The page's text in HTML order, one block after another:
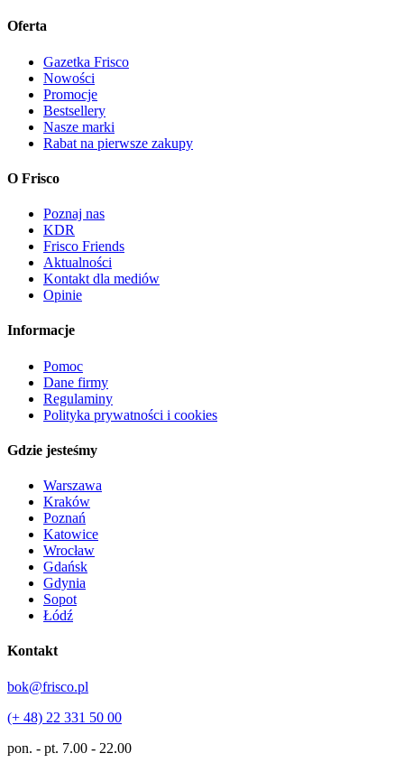
Oferta
Gazetka Frisco
Nowości
Promocje
Bestsellery
Nasze marki
Rabat na pierwsze zakupy
O Frisco
Poznaj nas
KDR
Frisco Friends
Aktualności
Kontakt dla mediów
Opinie
Informacje
Pomoc
Dane firmy
Regulaminy
Polityka prywatności i cookies
Gdzie jesteśmy
Warszawa
Kraków
Poznań
Katowice
Wrocław
Gdańsk
Gdynia
Sopot
Łódź
Kontakt
bok@frisco.pl
(+ 48) 22 331 50 00
pon. - pt. 7.00 - 22.00